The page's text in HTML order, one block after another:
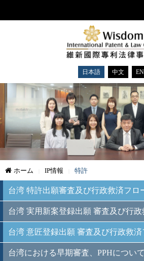
日本語 中文
ホーム IP情報 特許
台湾 特許出願審査及び行政救済フロ
台湾 実用新案登録出願 審査及び行
台湾 意匠登録出願 審査及び行政救済
台湾における早期審査、PPHについて